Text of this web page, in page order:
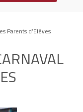
Parents d’Elèves